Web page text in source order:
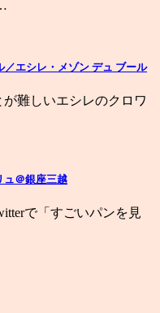
エシレ・メゾン デュ ブール
難しいエシレのクロワ
ュ＠銀座三越
で「すごいパンを見